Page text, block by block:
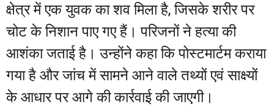
क्षेत्र में एक युवक का शव मिला है, जिसके शरीर पर
चोट के निशान पाए गए हैं। परिजनों ने हत्या की
आशंका जताई है। उन्होंने कहा कि पोस्टमार्टम कराया
गया है और जांच में सामने आने वाले तथ्यों एवं साक्ष्यों
के आधार पर आगे की कार्रवाई की जाएगी।